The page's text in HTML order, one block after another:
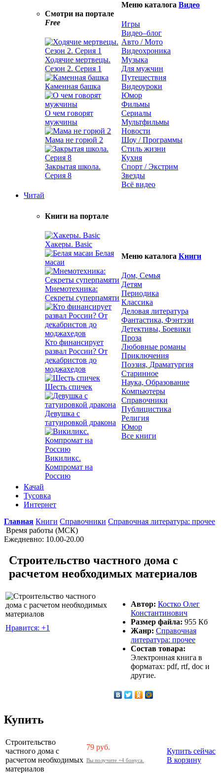
Смотри на портале
Free
Ходячие мертвецы.
Сезон 2. Серия 1
Каменная башка
О чем говорят
мужчины
Мама не горюй 2
Закрытая школа.
Серия 8
Меню каталога Видео
Игры
Видео–блог
Авто / Мото
Видеохроника
Музыка
Для мужчин
Путешествия
Видеоуроки
Юмор
Фильмы
Сериалы
Мультфильмы
Новости
Шоу / Программы
Стиль жизни
Кухня
Спорт / Экстрим
Звезды
Всё видео
Читай
Книги на портале
Хакеры. Basic
Белая
масаи
Мнемотехника:
Секреты суперпамяти
Кто финансирует
развал России? От
декабристов до
моджахедов
Шесть спичек
Девушка с
татуировкой дракона
Викиликс.
Компромат на
Россию
Меню каталога Книги
Дом, Семья
Детям
Периодика
Классика
Деловая литература
Фантастика, Фэнтэзи
Детективы, Боевики
Проза
Любовные романы
Приключения
Поэзия, Драматургия
Старинное
Наука, Образование
Компьютеры
Справочники
Публицистика
Религия
Юмор
Все книги
Качай
Тусовка
Интернет
Главная Книги Справочники Справочная литература: прочее
Время работы (МСК)
Ежедневно: 10.00-20.00
Строительство частного дома с
расчетом необходимых материалов
Нравится: +1
Автор: Костко Олег
Константинович
Размер файла: 955 Кб
Жанр: Справочная
литература: прочее
Состав товара:
Электронная книга в
форматах: pdf, rtf, doc и
другие.
Купить
Строительство
частного дома с
расчетом необходимых
материалов
79 руб.
Вы получите +4 бонуса.
Купить сейчас
В корзину